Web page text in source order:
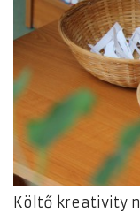
Költő kreativity